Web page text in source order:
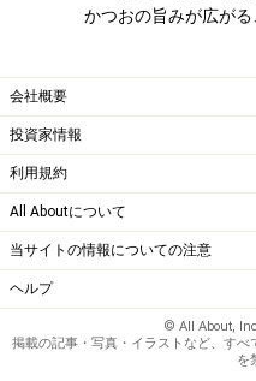
かつおの旨みが広がる
会社概要
投資家情報
利用規約
All Aboutについて
当サイトの情報についての注意
ヘルプ
© All About,
掲載の記事・写真・イラストなど、す
を